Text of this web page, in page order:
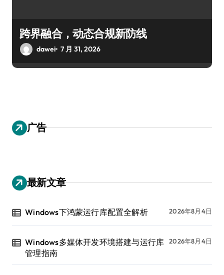
跨界融合，动态合规新防线
dawei 7 月 31, 2026
广告
最新文章
Windows下鸿蒙运行库配置全解析 2026年8月4日
Windows多媒体开发环境搭建与运行库
管理指南
2026年8月4日